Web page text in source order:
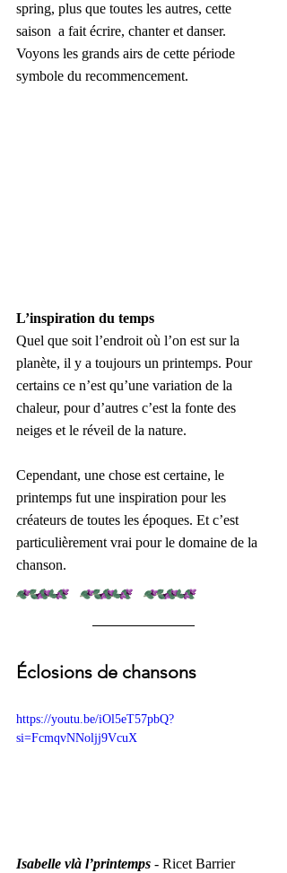
spring, plus que toutes les autres, cette
saison  a fait écrire, chanter et danser.
Voyons les grands airs de cette période
symbole du recommencement.
L’inspiration du temps
Quel que soit l’endroit où l’on est sur la
planète, il y a toujours un printemps. Pour
certains ce n’est qu’une variation de la
chaleur, pour d’autres c’est la fonte des
neiges et le réveil de la nature.
Cependant, une chose est certaine, le
printemps fut une inspiration pour les
créateurs de toutes les époques. Et c’est
particulièrement vrai pour le domaine de la
chanson.
Éclosions de chansons
https://youtu.be/iOl5eT57pbQ?
si=FcmqvNNoljj9VcuX
Isabelle vlà l’printemps - Ricet Barrier